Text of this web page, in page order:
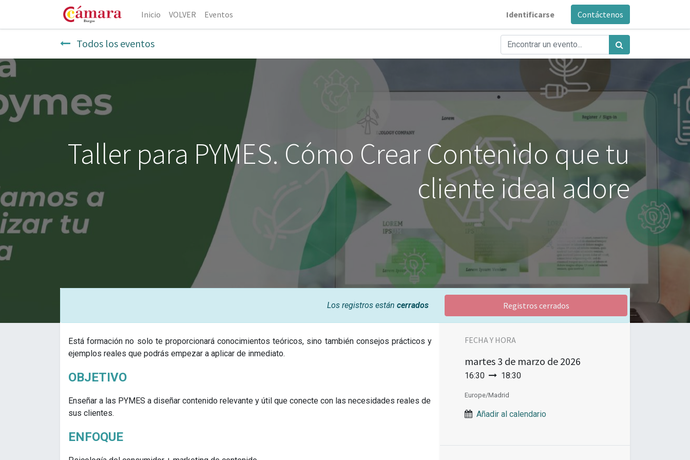
Inicio VOLVER Eventos Identificarse Contáctenos
Todos los eventos
Taller para PYMES. Cómo Crear Contenido que tu
cliente ideal adore
Los registros están cerrados Registros cerrados
Está formación no solo te proporcionará conocimientos teóricos, sino también consejos prácticos y
ejemplos reales que podrás empezar a aplicar de inmediato.
OBJETIVO
Enseñar a las PYMES a diseñar contenido relevante y útil que conecte con las necesidades reales de
sus clientes.
ENFOQUE
FECHA Y HORA
martes 3 de marzo de 2026
16:30 18:30
Europe/Madrid
Añadir al calendario